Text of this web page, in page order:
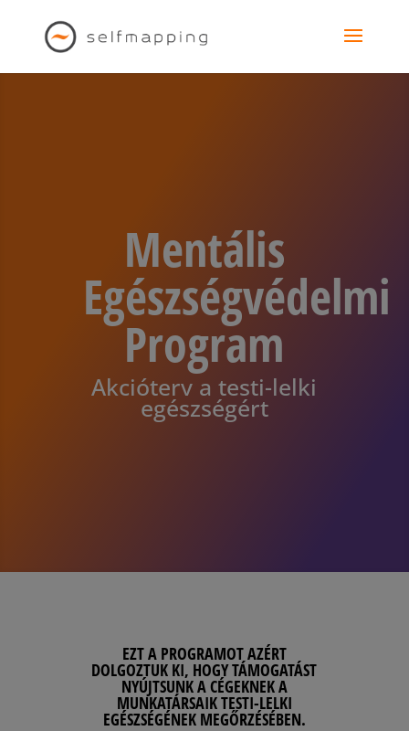
Mentális
Egészségvédelmi
Program
Akcióterv a testi-lelki
egészségért
EZT A PROGRAMOT AZÉRT
DOLGOZTUK KI, HOGY TÁMOGATÁST
NYÚJTSUNK A CÉGEKNEK A
MUNKATÁRSAIK TESTI-LELKI
EGÉSZSÉGÉNEK MEGŐRZÉSÉBEN.